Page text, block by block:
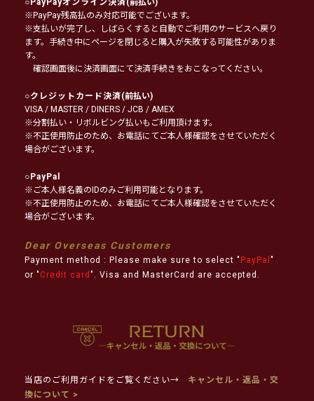
※PayPay残高払のみ対応可能でございます。
※支払いが完了し、しばらくすると自動でご利用のサービスへ戻り
ます。手続き中にページを閉じると購入が失敗する可能性がありま
す。
確認画面後に決済画面にて決済手続きをおこなってください。
○クレジットカード決済(前払い)
VISA / MASTER / DINERS / JCB / AMEX
※分割払い・リボルビング払いもご利用頂けます。
※不正使用防止のため、お電話にてご本人様確認をさせていただく
場合がございます。
○PayPal
※ご本人様名義のIDのみご利用可能となります。
※不正使用防止のため、お電話にてご本人様確認をさせていただく
場合がございます。
Dear Overseas Customers
Payment method : Please make sure to select " PayPal "
or " Credit card ". Visa and MasterCard are accepted.
当店のご利用ガイドをご覧ください→
キャンセル・返品・交
換について >